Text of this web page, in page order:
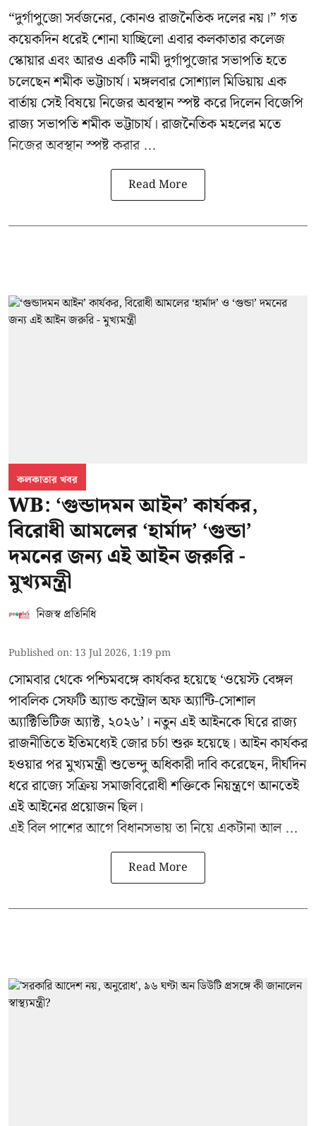
“দুর্গাপুজো সর্বজনের, কোনও রাজনৈতিক দলের নয়।” গত
কয়েকদিন ধরেই শোনা যাচ্ছিলো এবার কলকাতার কলেজ
স্কোয়ার এবং আরও একটি নামী দুর্গাপুজোর সভাপতি হতে
চলেছেনশমীক ভট্টাচার্য। মঙ্গলবার সোশ্যাল মিডিয়ায় এক
বার্তায় সেই বিষয়ে নিজের অবস্থান স্পষ্ট করে দিলেন বিজেপি
রাজ্য সভাপতি শমীক ভট্টাচার্য। রাজনৈতিক মহলের মতে
নিজের অবস্থান স্পষ্ট করার ...
Read More
কলকাতার খবর
WB: ‘গুন্ডাদমন আইন’ কার্যকর,
বিরোধী আমলের ‘হার্মাদ’ ‘গুন্ডা’
দমনের জন্য এই আইন জরুরি -
মুখ্যমন্ত্রী
নিজস্ব প্রতিনিধি
Published on: 13 Jul 2026, 1:19 pm
সোমবার থেকে পশ্চিমবঙ্গে কার্যকর হয়েছে ‘ওয়েস্ট বেঙ্গল
পাবলিক সেফটি অ্যান্ড কন্ট্রোল অফ অ্যান্টি-সোশাল
অ্যাক্টিভিটিজ অ্যাক্ট, ২০২৬’। নতুন এই আইনকে ঘিরে রাজ্য
রাজনীতিতে ইতিমধ্যেই জোর চর্চা শুরু হয়েছে। আইন কার্যকর
হওয়ার পর মুখ্যমন্ত্রী শুভেন্দু অধিকারী দাবি করেছেন, দীর্ঘদিন
ধরে রাজ্যে সক্রিয় সমাজবিরোধী শক্তিকে নিয়ন্ত্রণে আনতেই
এই আইনের প্রয়োজন ছিল।
এই বিল পাশের আগে বিধানসভায় তা নিয়ে একটানা আল ...
Read More